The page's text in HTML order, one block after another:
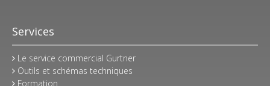
Services
Le service commercial Gurtner
Outils et schémas techniques
Formation